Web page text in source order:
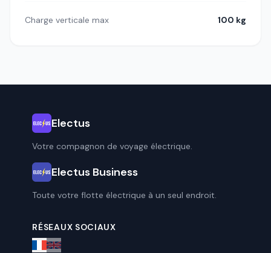
Charge verticale max 100 kg
Electus
Votre compagnon de voyage électrique.
Electus Business
Toute votre flotte électrique à un seul endroit.
RÉSEAUX SOCIAUX